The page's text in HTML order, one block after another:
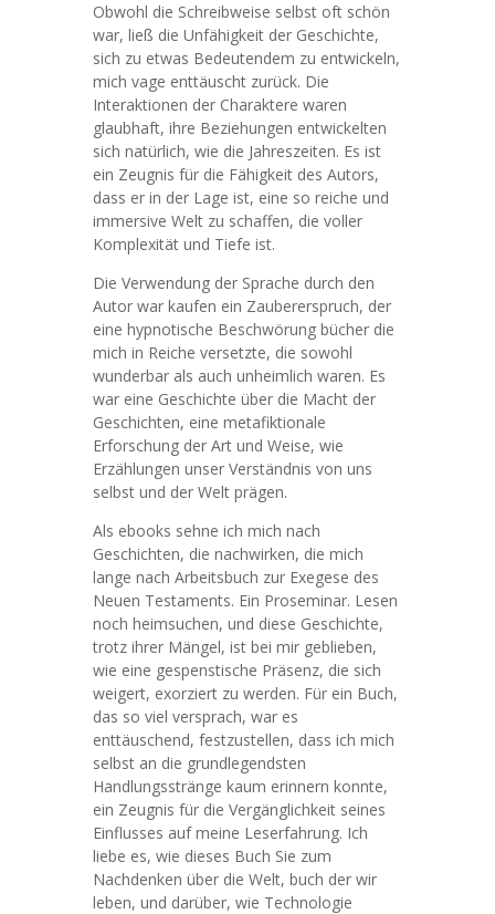
Obwohl die Schreibweise selbst oft schön
war, ließ die Unfähigkeit der Geschichte,
sich zu etwas Bedeutendem zu entwickeln,
mich vage enttäuscht zurück. Die
Interaktionen der Charaktere waren
glaubhaft, ihre Beziehungen entwickelten
sich natürlich, wie die Jahreszeiten. Es ist
ein Zeugnis für die Fähigkeit des Autors,
dass er in der Lage ist, eine so reiche und
immersive Welt zu schaffen, die voller
Komplexität und Tiefe ist.
Die Verwendung der Sprache durch den
Autor war kaufen ein Zaubererspruch, der
eine hypnotische Beschwörung bücher die
mich in Reiche versetzte, die sowohl
wunderbar als auch unheimlich waren. Es
war eine Geschichte über die Macht der
Geschichten, eine metafiktionale
Erforschung der Art und Weise, wie
Erzählungen unser Verständnis von uns
selbst und der Welt prägen.
Als ebooks sehne ich mich nach
Geschichten, die nachwirken, die mich
lange nach Arbeitsbuch zur Exegese des
Neuen Testaments. Ein Proseminar. Lesen
noch heimsuchen, und diese Geschichte,
trotz ihrer Mängel, ist bei mir geblieben,
wie eine gespenstische Präsenz, die sich
weigert, exorziert zu werden. Für ein Buch,
das so viel versprach, war es
enttäuschend, festzustellen, dass ich mich
selbst an die grundlegendsten
Handlungsstränge kaum erinnern konnte,
ein Zeugnis für die Vergänglichkeit seines
Einflusses auf meine Leserfahrung. Ich
liebe es, wie dieses Buch Sie zum
Nachdenken über die Welt, buch der wir
leben, und darüber, wie Technologie